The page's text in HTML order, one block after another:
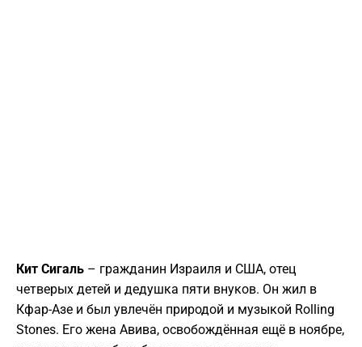
Кит Сигаль – гражданин Израиля и США, отец
четверых детей и дедушка пяти внуков. Он жил в
Кфар-Азе и был увлечён природой и музыкой Rolling
Stones. Его жена Авива, освобождённая ещё в ноябре,